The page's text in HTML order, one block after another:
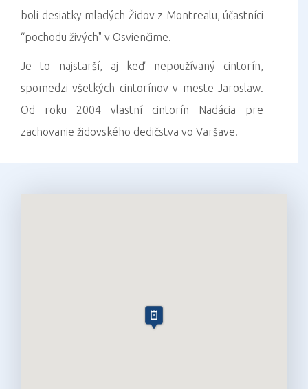
boli desiatky mladých Židov z Montrealu, účastníci
“pochodu živých" v Osvienčime.
Je to najstarší, aj keď nepoužívaný cintorín,
spomedzi všetkých cintorínov v meste Jaroslaw.
Od roku 2004 vlastní cintorín Nadácia pre
zachovanie židovského dedičstva vo Varšave.